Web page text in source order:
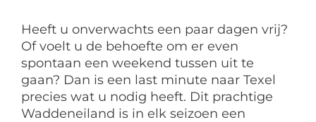
Heeft u onverwachts een paar dagen vrij?
Of voelt u de behoefte om er even
spontaan een weekend tussen uit te
gaan? Dan is een last minute naar Texel
precies wat u nodig heeft. Dit prachtige
Waddeneiland is in elk seizoen een